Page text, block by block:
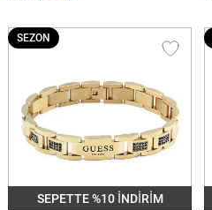
SEPETTE %10 İNDİRİM
SEZON